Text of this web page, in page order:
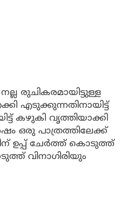
നല്ല രുചികരമായിട്ടുള്ള
എടുക്കുന്നതിനായിട്ട്
കഴുകി വൃത്തിയാക്കി
ഒരു പാത്രത്തിലേക്ക്
ഉപ്പ് ചേർത്ത് കൊടുത്ത്
വിനാഗിരിയും